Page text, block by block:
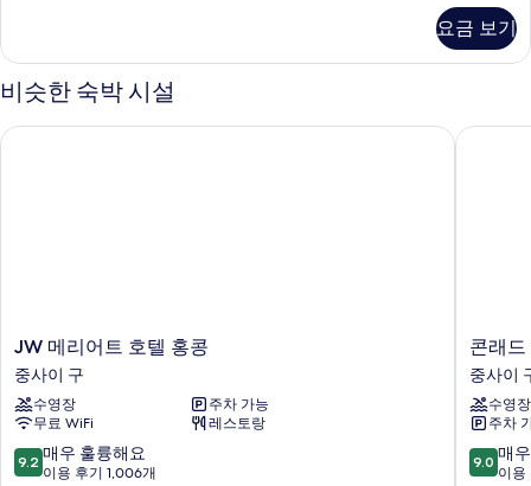
두
보
기
Room
세
보
요금 보기
비슷한 숙박 시설
JW
메
리
어
트
호
텔
JW 메리어트 호텔 홍콩
중사이 구
수영장
주차 가능
무료 WiFi
레스토랑
10
점
9.2 매우 훌륭해요
이용 후기 1,006개
JW 메리어트 호텔 홍콩
콘
래
드
홍
콩
중
사
콘래드
중사이
수영장
주차
10
점
9.0 매
이용
콘래드